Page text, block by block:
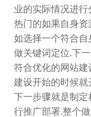
业的实际情况进
热门的如果自身
如选择一个符合自
做关键词定位.下
符合优化的网站
建设开始的时候就
下一步骤就是制
行推广部署.整个